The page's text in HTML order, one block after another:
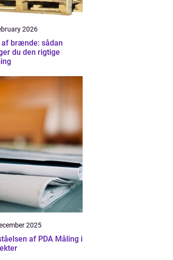
2026
af brænde: sådan
du den rigtige
2025
af PDA Måling i